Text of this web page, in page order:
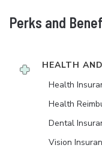
Perks and
HEALTH
Health
Health
Dental
Vision